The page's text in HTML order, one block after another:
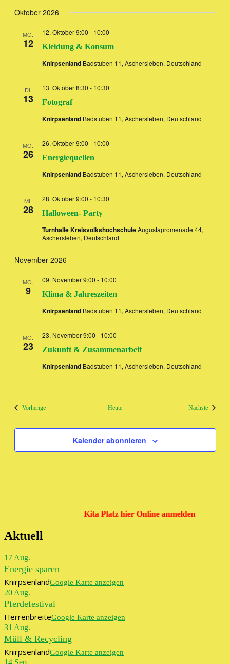
Oktober 2026
MO.
12 Kleidung & Konsum
12. Oktober 9:00 - 10:00
Knirpsenland Badstuben 11, Aschersleben, Deutschland
DI.
13 Fotograf
13. Oktober 8:30 - 10:30
Knirpsenland Badstuben 11, Aschersleben, Deutschland
MO.
26 Energiequellen
26. Oktober 9:00 - 10:00
Knirpsenland Badstuben 11, Aschersleben, Deutschland
MI.
28 Halloween- Party
28. Oktober 9:00 - 10:30
Turnhalle KreisvolkshochschuleAugustapromenade 44,
Aschersleben, Deutschland
November 2026
MO.
9 Klima & Jahreszeiten
09. November 9:00 - 10:00
Knirpsenland Badstuben 11, Aschersleben, Deutschland
MO.
23 Zukunft & Zusammenarbeit
23. November 9:00 - 10:00
Knirpsenland Badstuben 11, Aschersleben, Deutschland
VorherigeVeranstaltungen Heute Nächste
Kalender abonnieren
Kita Platz hier Online anmelden
Aktuell
17 Aug.
Energie sparen
KnirpsenlandGoogle Karte anzeigen
20 Aug.
Pferdefestival
HerrenbreiteGoogle Karte anzeigen
31 Aug.
Müll & Recycling
KnirpsenlandGoogle Karte anzeigen
14 Sep.